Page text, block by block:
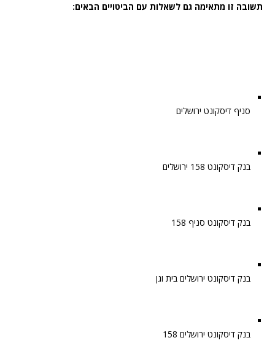
תשובה זו מתאימה גם לשאלות עם הביטויים הבאים:
סניף דיסקונט ירושלים
בנק דיסקונט 158 ירושלים
בנק דיסקונט סניף 158
בנק דיסקונט ירושלים בית וגן
בנק דיסקונט ירושלים 158